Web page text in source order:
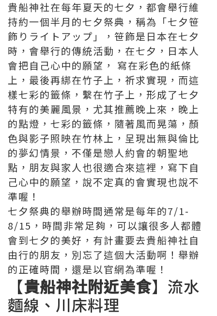
貴船神社在每年夏天的七夕，都會舉行維
持約一個半月的七夕祭典，稱為「七夕笹
飾りライトアップ」，笹飾是日本在七夕
時，會舉行的傳統活動，在七夕，日本人
會把自己心中的願望， 寫在彩色的紙條
上，最後再綁在竹子上，祈求實現，而這
樣七彩的籤條，繫在竹子上，形成了七夕
特有的美麗風景，尤其推薦晚上來，晚上
的點燈，七彩的籤條，隨著風而晃蕩，顏
色與影子照映在竹林上，呈現出無與倫比
的夢幻情景，不僅是戀人約會的朝聖地
點，朋友與家人也很適合來這裡，寫下自
己心中的願望，說不定真的會實現也說不
準喔！
七夕祭典的舉辦時間通常是每年的7/1-
8/15，時間非常足夠，可以讓很多人都體
會到七夕的美好，有計畫要去貴船神社自
由行的朋友，別忘了這個大活動啊！舉辦
的正確時間，還是以官網為準喔！
【貴船神社附近美食】流水
麵線、川床料理